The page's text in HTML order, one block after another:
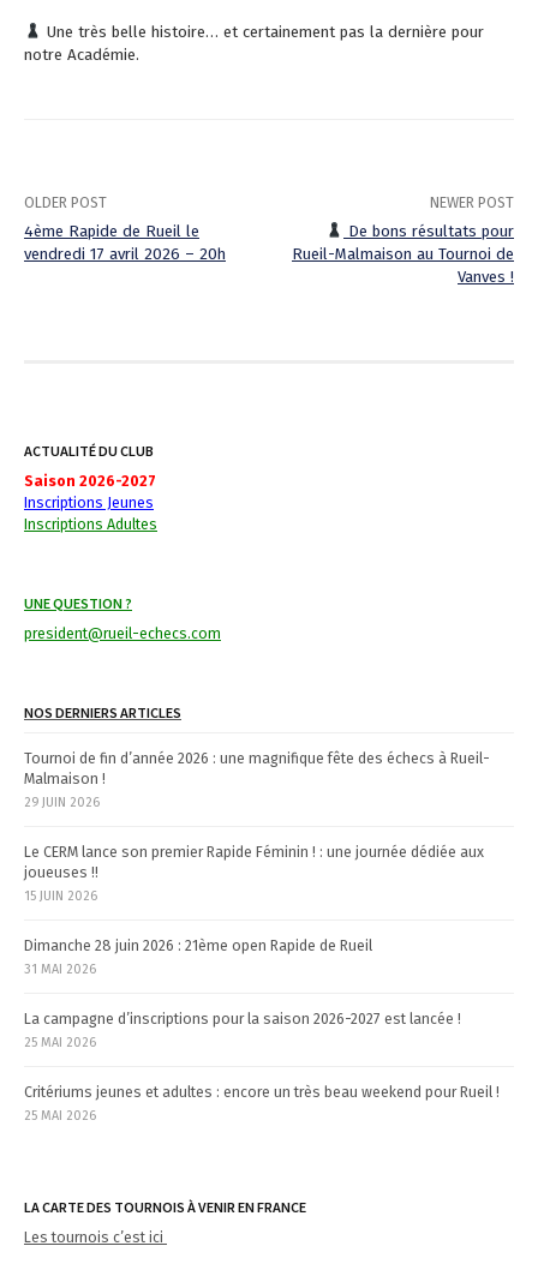
Une très belle histoire… et certainement pas la dernière pour
notre Académie.
P
n
a
v
g
t
i
o
n
OLDER POST
4ème Rapide de Rueil le
vendredi 17 avril 2026 – 20h
NEWER POST
De bons résultats pour
Rueil-Malmaison au Tournoi de
Vanves !
ACTUALITÉ DU CLUB
Saison 2026-2027
Inscriptions Jeunes
Inscriptions Adultes
UNE QUESTION ?
president@rueil-echecs.com
NOS DERNIERS ARTICLES
Tournoi de fin d’année 2026 : une magnifique fête des échecs à Rueil-
Malmaison !
29 JUIN 2026
Le CERM lance son premier Rapide Féminin ! : une journée dédiée aux
joueuses !!
15 JUIN 2026
Dimanche 28 juin 2026 : 21ème open Rapide de Rueil
31 MAI 2026
La campagne d’inscriptions pour la saison 2026-2027 est lancée !
25 MAI 2026
Critériums jeunes et adultes : encore un très beau weekend pour Rueil !
25 MAI 2026
LA CARTE DES TOURNOIS À VENIR EN FRANCE
Les tournois c’est ici